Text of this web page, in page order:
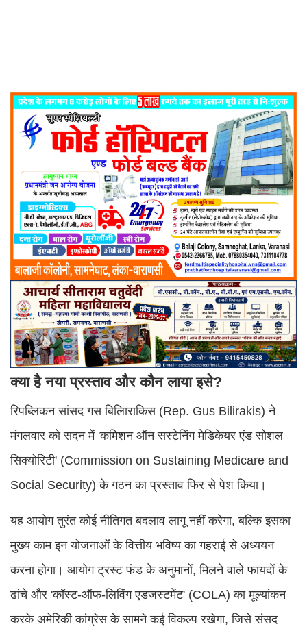
क्या है नया प्रस्ताव और कौन लाया इसे?
रिपब्लिकन सांसद गस बिलािराकिस (Rep. Gus Bilirakis) ने
मंगलवार को सदन में 'कमिशन ऑन सस्टेनिंग मेडिकेयर एंड सोशल
सिक्योरिटी' (Commission on Sustaining Medicare and
Social Security) के गठन का प्रस्ताव फिर से पेश किया।
यह आयोग तुरंत कोई नीतिगत बदलाव लागू नहीं करेगा, बल्कि इसका
मुख्य काम इन योजनाओं के वित्तीय भविष्य का गहराई से अध्ययन
करना होगा। आयोग ट्रस्ट फंड के अनुमानों, मिलने वाले फायदों के
ढांचे और 'कॉस्ट-ऑफ-लिविंग एडजस्टमेंट' (COLA) का मूल्यांकन
करके अमेरिकी कांग्रेस के सामने कई विकल्प रखेगा, जिसे संसद